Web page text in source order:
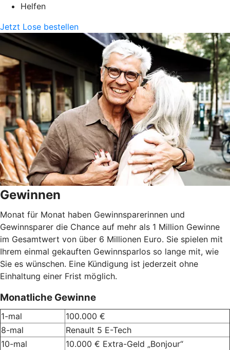
Helfen
Jetzt Lose bestellen
Gewinnen
Monat für Monat haben Gewinnsparerinnen und
Gewinnsparer die Chance auf mehr als 1 Million Gewinne
im Gesamtwert von über 6 Millionen Euro. Sie spielen mit
Ihrem einmal gekauften Gewinnsparlos so lange mit, wie
Sie es wünschen. Eine Kündigung ist jederzeit ohne
Einhaltung einer Frist möglich.
Monatliche Gewinne
1-mal
100.000 €
8-mal
Renault 5 E-Tech
10-mal
10.000 € Extra-Geld „Bonjour“